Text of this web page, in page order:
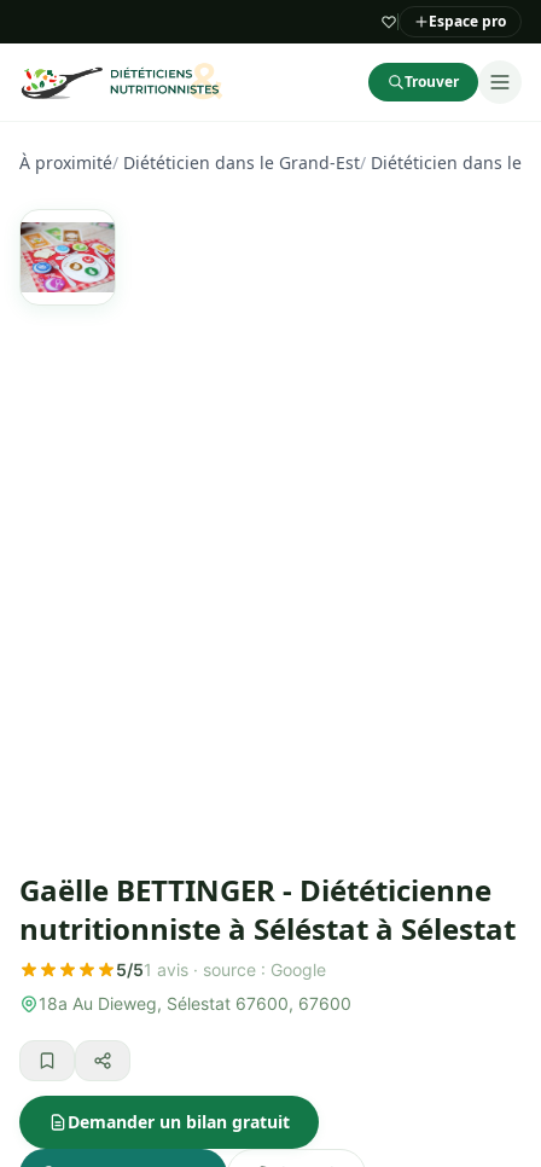
Espace pro
Trouver
À proximité/ Diététicien dans le Grand-Est/ Diététicien dans le
Gaëlle BETTINGER - Diététicienne
nutritionniste à Séléstat à Sélestat
5/51 avis · source : Google
18a Au Dieweg, Sélestat 67600, 67600
Demander un bilan gratuit